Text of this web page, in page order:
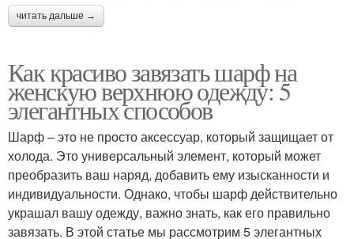
читать дальше →
Как красиво завязать шарф на
женскую верхнюю одежду: 5
элегантных способов
Шарф – это не просто аксессуар, который защищает от
холода. Это универсальный элемент, который может
преобразить ваш наряд, добавить ему изысканности и
индивидуальности. Однако, чтобы шарф действительно
украшал вашу одежду, важно знать, как его правильно
завязать. В этой статье мы рассмотрим 5 элегантных